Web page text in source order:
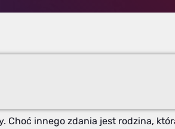
Choć innego zdania jest rodzina,